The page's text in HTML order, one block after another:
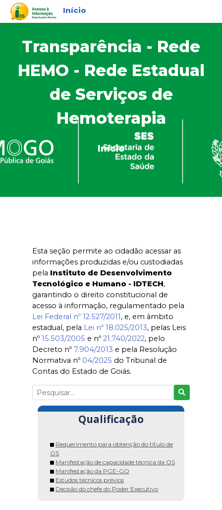
Início
Transparência - Rede
HEMO - Rede Estadual
de Serviços de
Hemoterapia
Início
Esta seção permite ao cidadão acessar as
informações produzidas e/ou custodiadas
pela Instituto de Desenvolvimento
Tecnológico e Humano - IDTECH,
garantindo o direito constitucional de
acesso à informação, regulamentado pela
Lei Federal nº 12.527/2011, e, em âmbito
estadual, pela Lei nº 18.025/2013, pelas Leis
nº 15.503/2005 e nº 21.740/2022, pelo
Decreto nº 7.904/2013 e pela Resolução
Normativa nº 04/2025 do Tribunal de
Contas do Estado de Goiás.
Qualificação
Requerimento para obtenção do título de
OS
Manifestação de capacidade técnica da OS
Manifestação da PGE-GO
Estudos técnicos prévios
Decisão do chefe do Poder Executivo